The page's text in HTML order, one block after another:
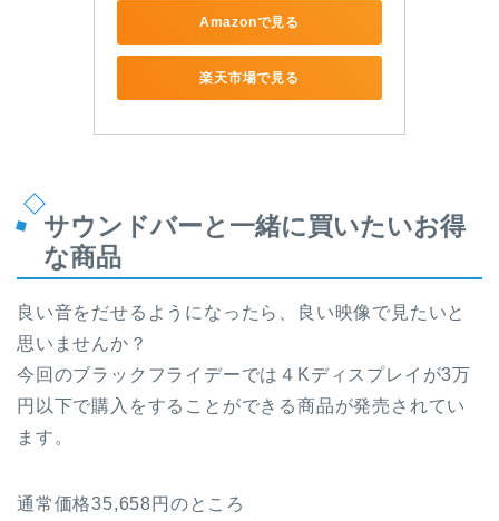
Amazonで見る
楽天市場で見る
サウンドバーと一緒に買いたいお得
な商品
良い音をだせるようになったら、良い映像で見たいと
思いませんか？
今回のブラックフライデーでは４Kディスプレイが3万
円以下で購入をすることができる商品が発売されてい
ます。
通常価格35,658円のところ